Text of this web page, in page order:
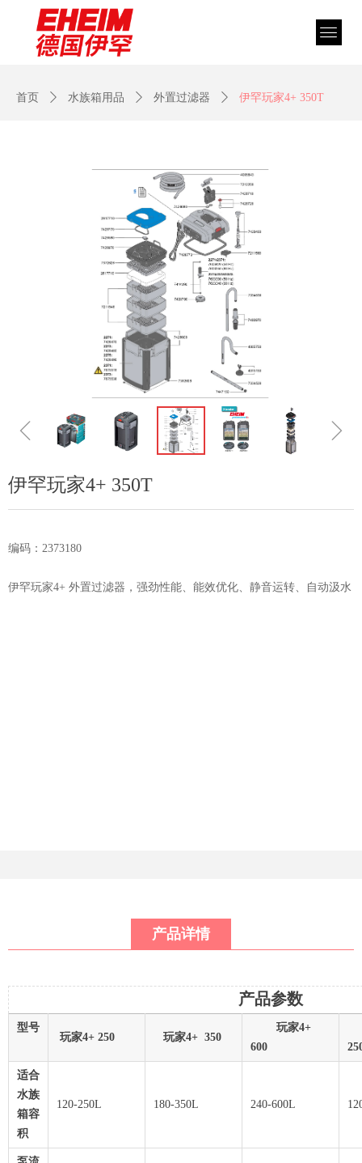
首页 ꄲ 水族箱用品 ꄲ 外置过滤器 ꄲ 伊罕玩家4+ 350T
ꁆ ꁇ
伊罕玩家4+ 350T
编码：2373180
伊罕玩家4+ 外置过滤器，强劲性能、能效优化、静音运转、自动汲水
产品详情
产品参数
型号
玩家4+ 250
玩家4+ 350
玩家4+
600
适合
水族
箱容
积
120-250L 180-350L 240-600L